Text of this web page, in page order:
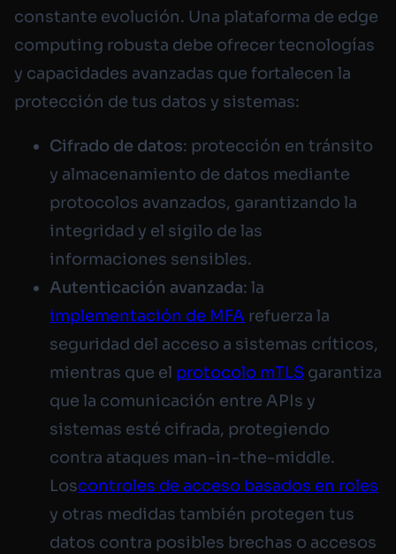
constante evolución. Una plataforma de edge
computing robusta debe ofrecer tecnologías
y capacidades avanzadas que fortalecen la
protección de tus datos y sistemas:
Cifrado de datos: protección en tránsito
y almacenamiento de datos mediante
protocolos avanzados, garantizando la
integridad y el sigilo de las
informaciones sensibles.
Autenticación avanzada: la
implementación de MFA refuerza la
seguridad del acceso a sistemas críticos,
mientras que el protocolo mTLS garantiza
que la comunicación entre APIs y
sistemas esté cifrada, protegiendo
contra ataques man-in-the-middle.
Loscontroles de acceso basados en roles
y otras medidas también protegen tus
datos contra posibles brechas o accesos